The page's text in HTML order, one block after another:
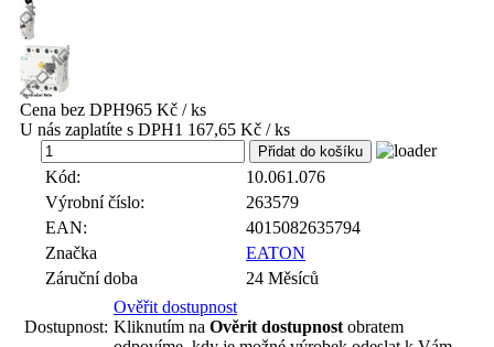
Cena bez DPH965 Kč / ks
U nás zaplatíte s DPH1 167,65 Kč / ks
Kód:
10.061.076
Výrobní číslo:
263579
EAN:
4015082635794
Značka
EATON
Záruční doba
24 Měsíců
Dostupnost:
Ověřit dostupnost
Kliknutím na Ověrit dostupnost obratem